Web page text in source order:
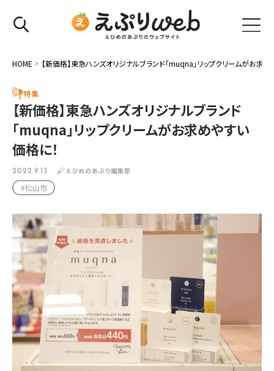
HOME > 【新価格】東急ハンズオリジナルブランド「muqna」リップクリームがお求め
特集
【新価格】東急ハンズオリジナルブランド
「muqna」リップクリームがお求めやすい
価格に！
2022.9.13 えひめのあぷり編集部
#松山市